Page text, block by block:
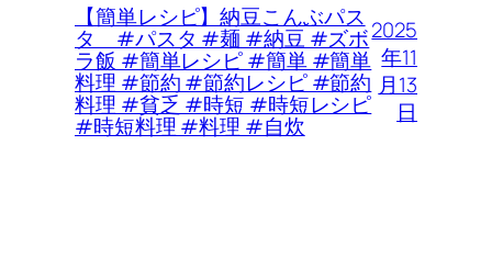
【簡単レシピ】納豆こんぶパス
タ #パスタ #麺 #納豆 #ズボ
ラ飯 #簡単レシピ #簡単 #簡単
料理 #節約 #節約レシピ #節約
料理 #貧乏 #時短 #時短レシピ
#時短料理 #料理 #自炊
2025
年11
月13
日